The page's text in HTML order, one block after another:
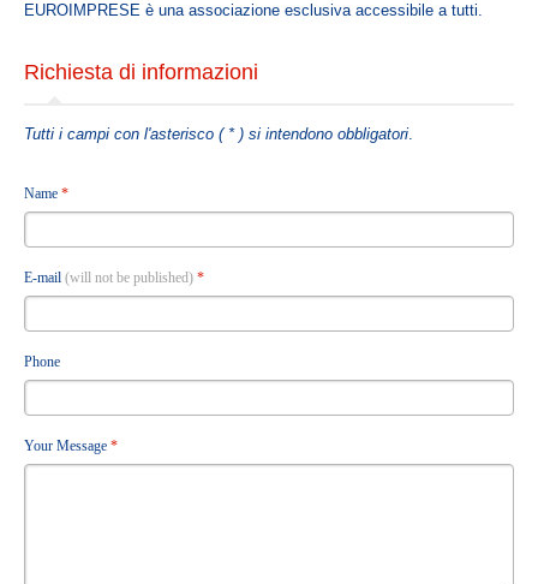
Servizi Itelligenza Artificiale per PMI
Ente Bilaterale : E.Bi.Conf.
Servizi di Organizzazione Contabile ed Amministrativa
Servizi Societari
Servizi di Mediazione Creditizia
Servizi Legali
Servizi Immobiliari
EUROIMPRESE è una associazione esclusiva accessibile a tutti.
Richiesta di informazioni
Tutti i campi con l'asterisco ( * ) si intendono obbligatori.
Name *
E-mail (will not be published) *
Phone
Your Message *